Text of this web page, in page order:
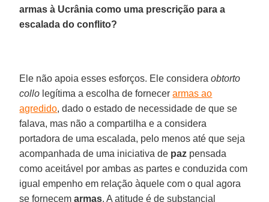
armas à Ucrânia como uma prescrição para a
escalada do conflito?
Ele não apoia esses esforços. Ele consideraobtorto
collo legítima a escolha de fornecerarmas ao
agredido, dado o estado de necessidade de que se
falava, mas não a compartilha e a considera
portadora de uma escalada, pelo menos até que seja
acompanhada de uma iniciativa de paz pensada
como aceitável por ambas as partes e conduzida com
igual empenho em relação àquele com o qual agora
se fornecemarmas. A atitude é de substancial